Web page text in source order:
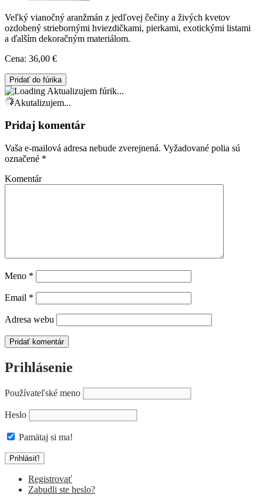
Veľký vianočný aranžmán z jedľovej čečiny a živých kvetov
ozdobený striebornými hviezdičkami, pierkami, exotickými listami
a ďalším dekoračným materiálom.
Cena: 36,00 €
Aktualizujem fúrik...
Akutalizujem...
Pridaj komentár
Vaša e-mailová adresa nebude zverejnená. Vyžadované polia sú
označené *
Komentár
Meno *
Email *
Adresa webu
Prihlásenie
Používateľské meno
Heslo
Pamätaj si ma!
Registrovať
Zabudli ste heslo?